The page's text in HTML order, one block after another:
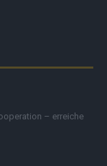
– erreiche